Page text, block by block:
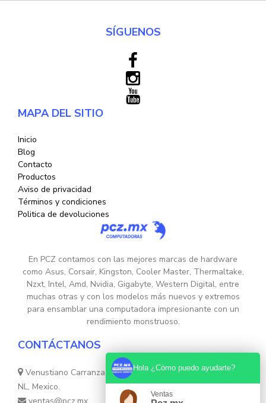
SÍGUENOS
MAPA DEL SITIO
Inicio
Blog
Contacto
Productos
Aviso de privacidad
Términos y condiciones
Politica de devoluciones
En PCZ contamos con las mejores marcas de hardware
como Asus, Corsair, Kingston, Cooler Master, Thermaltake,
Nzxt, Intel, Amd, Nvidia, Gigabyte, Western Digital, entre
muchas otras y con los modelos más nuevos y extremos
para ensamblar una computadora impresionante con un
rendimiento monstruoso.
CONTÁCTANOS
Venustiano Carranza Nte. 755, Colonia Centro, Monterrey,
NL, Mexico.
Hola ¿Cómo puedo ayudarte?
Ventas